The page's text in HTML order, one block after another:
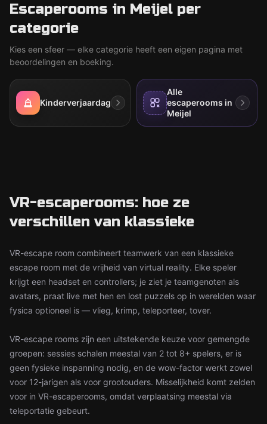
Escaperooms in Meijel per
categorie
Kies een sfeer — elke categorie heeft een eigen pagina met
beoordelingen en boeking.
Kinderverjaardag
Alle
escaperooms in
Meijel
VR-escaperooms: hoe ze
verschillen van klassieke
VR-escape room combineert teamwerk van een klassieke
escape room met de vrijheid van virtual reality. Elke speler
krijgt een headset en controllers; je ziet je teamgenoten als
avatars, praat live met hen en lost puzzels op in werelden waar
fysica optioneel is — vlieg, krimp, teleporteer, tover.
VR-escape rooms zijn een uitstekende keuze voor gemengde
groepen: sessies schalen meestal van 2 tot 8+ spelers, er is
geen fysieke inspanning nodig, en de wow-factor werkt zowel
voor 12-jarigen als voor grootouders. Misselijkheid komt zelden
voor in VR-escaperooms, omdat verplaatsing meestal via
teleportatie gebeurt.